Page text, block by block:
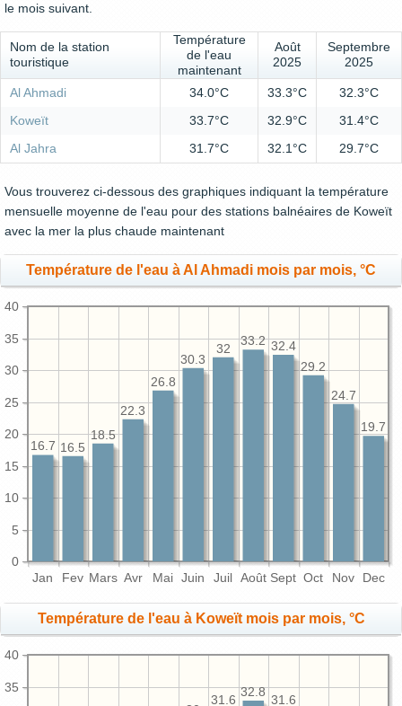
le mois suivant.
Nom de la station
touristique
Température
de l'eau
maintenant
Août
2025
Septembre
2025
Al Ahmadi 34.0°C 33.3°C
32.3°C
Koweït
33.7°C 32.9°C
31.4°C
Al Jahra
31.7°C 32.1°C 29.7°C
Vous trouverez ci-dessous des graphiques indiquant la température
mensuelle moyenne de l'eau pour des stations balnéaires de Koweït
avec la mer la plus chaude maintenant
Température de l'eau à Al Ahmadi mois par mois, °C
Jan Fev Mars Avr Mai Juin Juil Août Sept Oct Nov Dec
0
5
10
15
20
25
30
35
40
19.7
24.7
29.2
32.4
33.2
32
30.3
26.8
22.3
18.5
16.5
16.7
Température de l'eau à Koweït mois par mois, °C
35
40
31.6
32.8
31.6